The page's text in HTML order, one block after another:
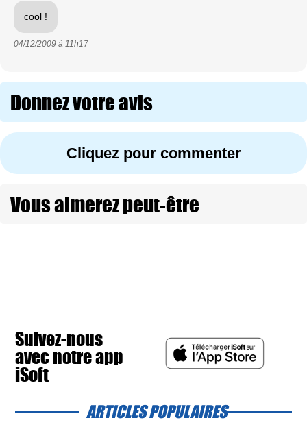
cool !
04/12/2009 à 11h17
Donnez votre avis
Cliquez pour commenter
Vous aimerez peut-être
Suivez-nous
avec notre app
iSoft
ARTICLES POPULAIRES